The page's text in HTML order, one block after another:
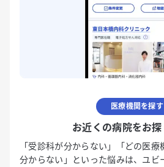
医療機関を探す
お近くの病院をお
「受診科が分からない」「どの医
分からない」といった悩みは、ユビ